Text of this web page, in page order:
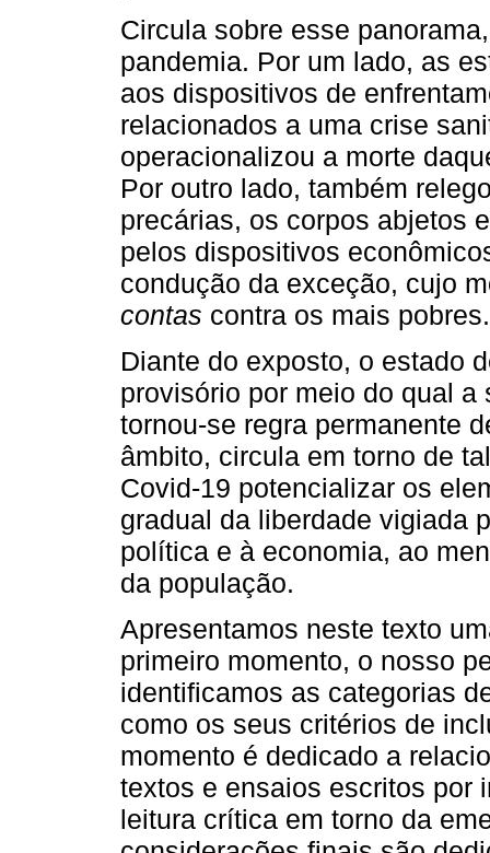
Circula sobre esse
pandemia. Por um lado, as
aos dispositivos de
relacionados a uma crise
operacionalizou a morte
Por outro lado, também
precárias, os corpos abjetos
pelos dispositivos
condução da exceção, cujo
contas contra os mais pobres.
Diante do exposto, o estado
provisório por meio do qual
tornou-se regra permanente
âmbito, circula em torno de
Covid-19 potencializar os
gradual da liberdade vigiada
política e à economia, ao
da população.
Apresentamos neste texto
primeiro momento, o nosso
identificamos as categorias
como os seus critérios de
momento é dedicado a
textos e ensaios escritos por
leitura crítica em torno da